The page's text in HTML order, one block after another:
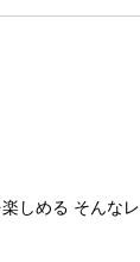
しめる そんな